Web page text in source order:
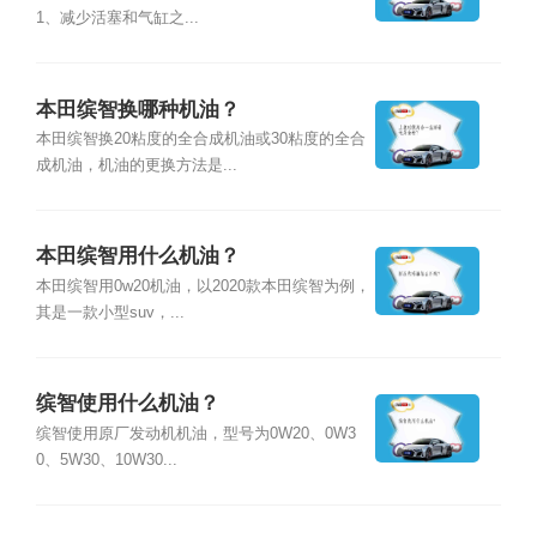
1、减少活塞和气缸之...
本田缤智换哪种机油？
本田缤智换20粘度的全合成机油或30粘度的全合
成机油，机油的更换方法是...
本田缤智用什么机油？
本田缤智用0w20机油，以2020款本田缤智为例，
其是一款小型suv，...
缤智使用什么机油？
缤智使用原厂发动机机油，型号为0W20、0W3
0、5W30、10W30...